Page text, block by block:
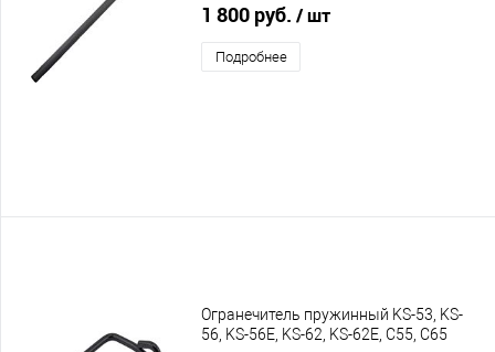
1 800 руб. / шт
Подробнее
Огранечитель пружинный KS-53, KS-
56, KS-56E, KS-62, KS-62E, C55, C65